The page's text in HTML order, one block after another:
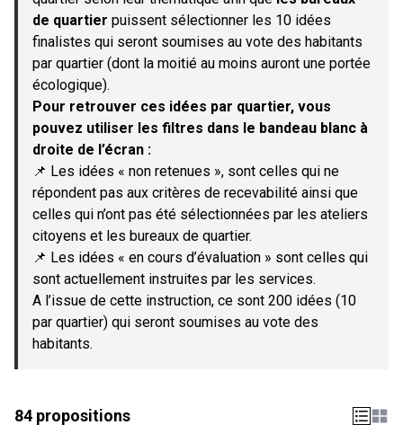
de quartier puissent sélectionner les 10 idées
finalistes qui seront soumises au vote des habitants
par quartier (dont la moitié au moins auront une portée
écologique).
Pour retrouver ces idées par quartier, vous
pouvez utiliser les filtres dans le bandeau blanc à
droite de l’écran :
📌 Les idées « non retenues », sont celles qui ne
répondent pas aux critères de recevabilité ainsi que
celles qui n’ont pas été sélectionnées par les ateliers
citoyens et les bureaux de quartier.
📌 Les idées « en cours d’évaluation » sont celles qui
sont actuellement instruites par les services.
A l’issue de cette instruction, ce sont 200 idées (10
par quartier) qui seront soumises au vote des
habitants.
84 propositions